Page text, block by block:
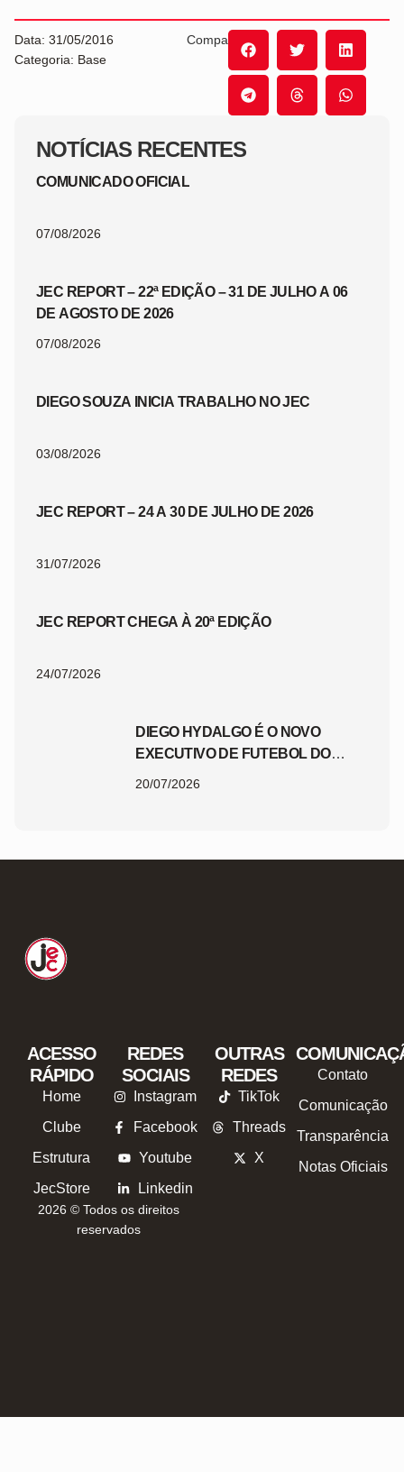
NOTÍCIAS RECENTES
COMUNICADO OFICIAL
07/08/2026
JEC REPORT – 22ª EDIÇÃO – 31 DE JULHO A 06
DE AGOSTO DE 2026
07/08/2026
DIEGO SOUZA INICIA TRABALHO NO JEC
03/08/2026
JEC REPORT – 24 A 30 DE JULHO DE 2026
31/07/2026
JEC REPORT CHEGA À 20ª EDIÇÃO
24/07/2026
DIEGO HYDALGO É O NOVO
EXECUTIVO DE FUTEBOL DO
20/07/2026
Data: 31/05/2016
Categoria: Base
Compartilhe:
ACESSO
RÁPIDO
Home
Clube
Estrutura
JecStore
REDES
SOCIAIS
Instagram
Facebook
Youtube
Linkedin
OUTRAS
REDES
TikTok
Threads
X
Contato
Comunicação
Transparência
Notas Oficiais
2026 © Todos os direitos
reservados